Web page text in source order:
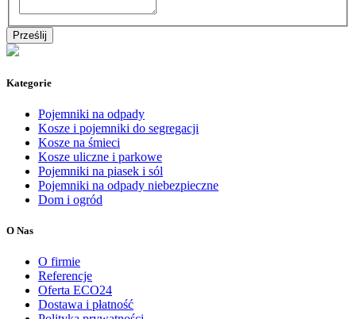
Kategorie
Pojemniki na odpady
Kosze i pojemniki do segregacji
Kosze na śmieci
Kosze uliczne i parkowe
Pojemniki na piasek i sól
Pojemniki na odpady niebezpieczne
Dom i ogród
O Nas
O firmie
Referencje
Oferta ECO24
Dostawa i płatność